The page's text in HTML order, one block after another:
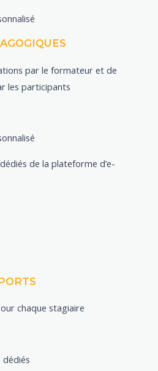
par le formateur et de
les participants
de la plateforme d’e-
chaque stagiaire